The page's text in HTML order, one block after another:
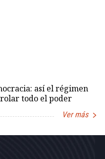
así el régimen
todo el poder
Ver más